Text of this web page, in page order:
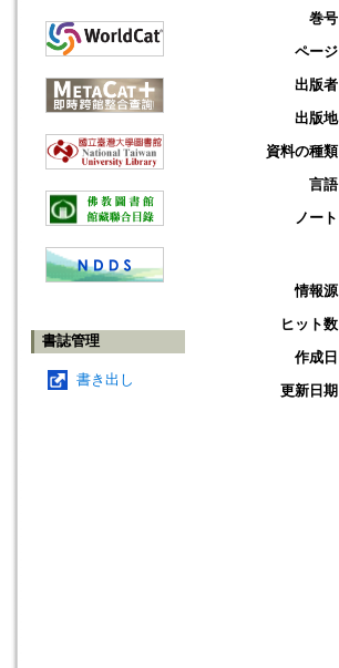
書誌管理
書き出し
巻号
ページ
出版者
出版地
資料の種類
言語
ノート
情報源
ヒット数
作成日
更新日期